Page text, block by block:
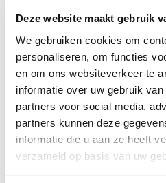
Deze website maakt gebruik
We gebruiken cookies om
personaliseren, om functies
en om ons websiteverkeer te
informatie over uw gebruik
partners voor social media,
partners kunnen deze
informatie die u aan ze heeft
verzameld op basis van uw
coronacrisis is dat
mening dat er geen
ontstaan. Er was een
werken, zodat we niet in
zouden belanden als na
zijn er veel kwetsbare
bijstand bijgekomen, voor
lastig bleek om weer een
Hoe ziet die